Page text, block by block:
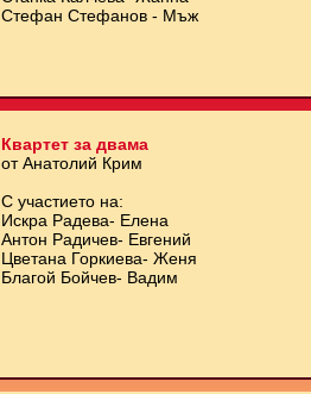
Стефан Стефанов - Мъж
Квартет за двама
от Анатолий Крим
С участието на:
Искра Радева- Елена
Антон Радичев- Евгений
Цветана Горкиева- Женя
Благой Бойчев- Вадим